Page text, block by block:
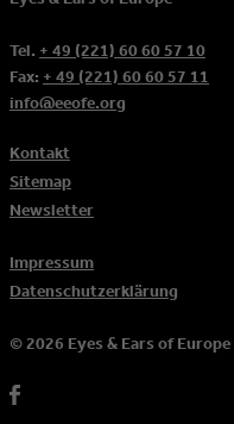
Tel. + 49 (221) 60 60 57 10
Fax: + 49 (221) 60 60 57 11
info@eeofe.org
Kontakt
Sitemap
Newsletter
Impressum
Datenschutzerklärung
© 2026 Eyes & Ears of Europe